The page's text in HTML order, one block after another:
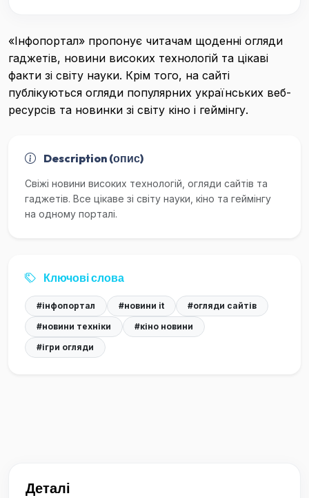
«Інфопортал» пропонує читачам щоденні огляди
гаджетів, новини високих технологій та цікаві
факти зі світу науки. Крім того, на сайті
публікуються огляди популярних українських веб-
ресурсів та новинки зі світу кіно і геймінгу.
Description (опис)
Свіжі новини високих технологій, огляди сайтів та
гаджетів. Все цікаве зі світу науки, кіно та геймінгу
на одному порталі.
Ключові слова
#інфопортал #новини it
#огляди сайтів
#новини техніки
#кіно новини
#ігри огляди
Деталі